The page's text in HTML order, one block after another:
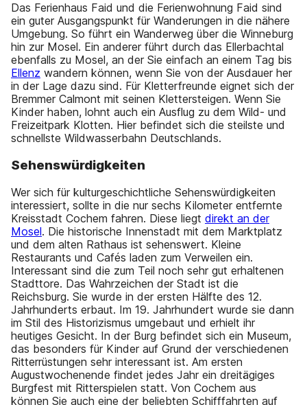
Das Ferienhaus Faid und die Ferienwohnung Faid sind
ein guter Ausgangspunkt für Wanderungen in die nähere
Umgebung. So führt ein Wanderweg über die Winneburg
hin zur Mosel. Ein anderer führt durch das Ellerbachtal
ebenfalls zu Mosel, an der Sie einfach an einem Tag bis
Ellenz wandern können, wenn Sie von der Ausdauer her
in der Lage dazu sind. Für Kletterfreunde eignet sich der
Bremmer Calmont mit seinen Klettersteigen. Wenn Sie
Kinder haben, lohnt auch ein Ausflug zu dem Wild- und
Freizeitpark Klotten. Hier befindet sich die steilste und
schnellste Wildwasserbahn Deutschlands.
Sehenswürdigkeiten
Wer sich für kulturgeschichtliche Sehenswürdigkeiten
interessiert, sollte in die nur sechs Kilometer entfernte
Kreisstadt Cochem fahren. Diese liegt direkt an der
Mosel. Die historische Innenstadt mit dem Marktplatz
und dem alten Rathaus ist sehenswert. Kleine
Restaurants und Cafés laden zum Verweilen ein.
Interessant sind die zum Teil noch sehr gut erhaltenen
Stadttore. Das Wahrzeichen der Stadt ist die
Reichsburg. Sie wurde in der ersten Hälfte des 12.
Jahrhunderts erbaut. Im 19. Jahrhundert wurde sie dann
im Stil des Historizismus umgebaut und erhielt ihr
heutiges Gesicht. In der Burg befindet sich ein Museum,
das besonders für Kinder auf Grund der verschiedenen
Ritterrüstungen sehr interessant ist. Am ersten
Augustwochenende findet jedes Jahr ein dreitägiges
Burgfest mit Ritterspielen statt. Von Cochem aus
können Sie auch eine der beliebten Schifffahrten auf